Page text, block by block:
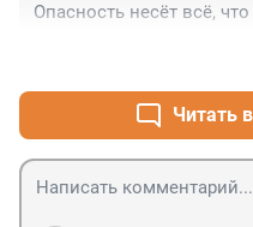
Опасность несёт всё,
Читать